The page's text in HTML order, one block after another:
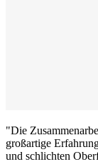
"Die
großartige
und schlichten